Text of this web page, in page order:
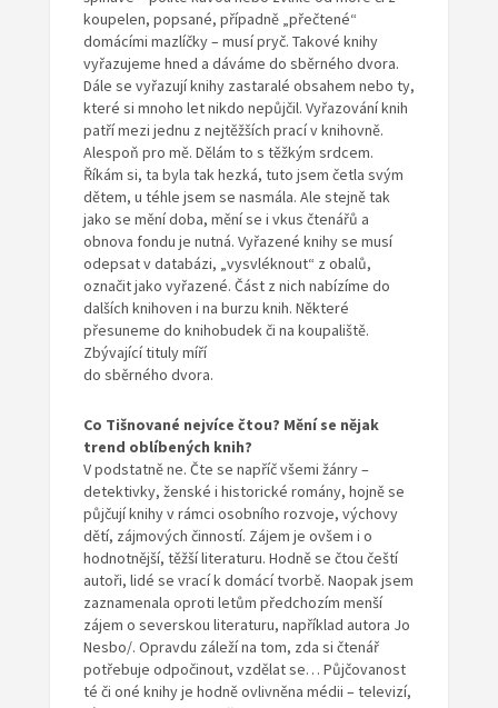
koupelen, popsané, případně „přečtené“
domácími mazlíčky – musí pryč. Takové knihy
vyřazujeme hned a dáváme do sběrného dvora.
Dále se vyřazují knihy zastaralé obsahem nebo ty,
které si mnoho let nikdo nepůjčil. Vyřazování knih
patří mezi jednu z nejtěžších prací v knihovně.
Alespoň pro mě. Dělám to s těžkým srdcem.
Říkám si, ta byla tak hezká, tuto jsem četla svým
dětem, u téhle jsem se nasmála. Ale stejně tak
jako se mění doba, mění se i vkus čtenářů a
obnova fondu je nutná. Vyřazené knihy se musí
odepsat v databázi, „vysvléknout“ z obalů,
označit jako vyřazené. Část z nich nabízíme do
dalších knihoven i na burzu knih. Některé
přesuneme do knihobudek či na koupaliště.
Zbývající tituly míří
do sběrného dvora.
Co Tišnované nejvíce čtou? Mění se nějak
trend oblíbených knih?
V podstatně ne. Čte se napříč všemi žánry –
detektivky, ženské i historické romány, hojně se
půjčují knihy v rámci osobního rozvoje, výchovy
dětí, zájmových činností. Zájem je ovšem i o
hodnotnější, těžší literaturu. Hodně se čtou čeští
autoři, lidé se vrací k domácí tvorbě. Naopak jsem
zaznamenala oproti letům předchozím menší
zájem o severskou literaturu, například autora Jo
Nesbo/. Opravdu záleží na tom, zda si čtenář
potřebuje odpočinout, vzdělat se… Půjčovanost
té či oné knihy je hodně ovlivněna médii – televizí,